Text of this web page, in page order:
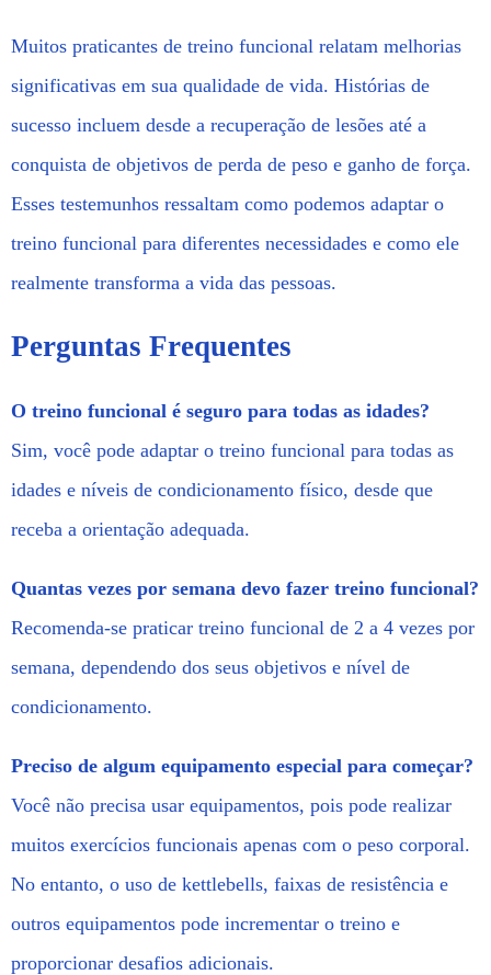
Muitos praticantes de treino funcional relatam melhorias
significativas em sua qualidade de vida. Histórias de
sucesso incluem desde a recuperação de lesões até a
conquista de objetivos de perda de peso e ganho de força.
Esses testemunhos ressaltam como podemos adaptar o
treino funcional para diferentes necessidades e como ele
realmente transforma a vida das pessoas.
Perguntas Frequentes
O treino funcional é seguro para todas as idades?
Sim, você pode adaptar o treino funcional para todas as
idades e níveis de condicionamento físico, desde que
receba a orientação adequada.
Quantas vezes por semana devo fazer treino funcional?
Recomenda-se praticar treino funcional de 2 a 4 vezes por
semana, dependendo dos seus objetivos e nível de
condicionamento.
Preciso de algum equipamento especial para começar?
Você não precisa usar equipamentos, pois pode realizar
muitos exercícios funcionais apenas com o peso corporal.
No entanto, o uso de kettlebells, faixas de resistência e
outros equipamentos pode incrementar o treino e
proporcionar desafios adicionais.